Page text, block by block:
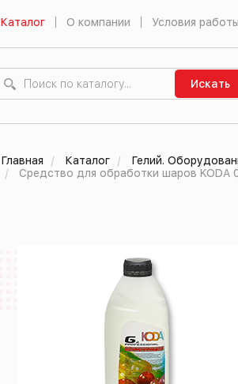
Каталог О компании Условия работы
Искать
Главная Каталог
Гелий.
Средство для обработки шаров KODA